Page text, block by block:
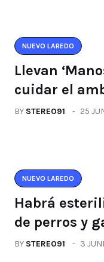
NUEVO LAREDO
Llevan
cuidar el
BY STEREO91 25
NUEVO LAREDO
Habrá
de perros y
BY STEREO91 3